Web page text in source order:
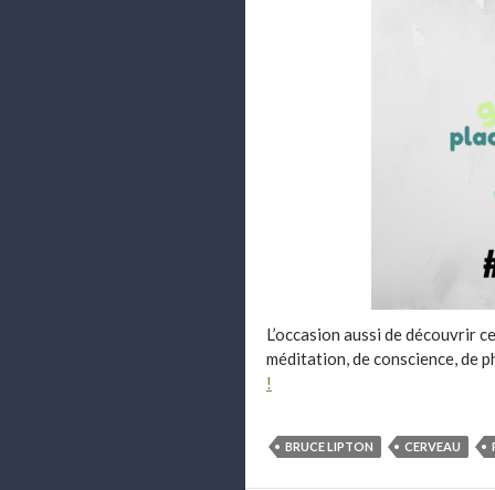
L’occasion aussi de découvrir
méditation, de conscience, de
!
BRUCE LIPTON CERVEAU